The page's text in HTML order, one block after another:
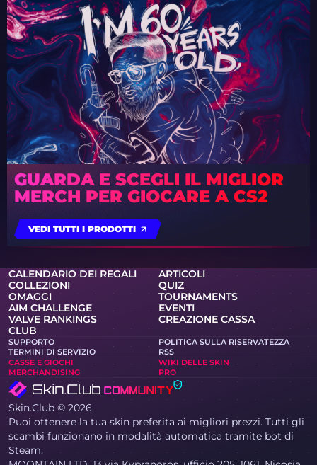
GUARDA E SCEGLI IL MIGLIOR
MERCH PER GIOCARE A CS2
VEDI TUTTI I PRODOTTI
CALENDARIO DEI REGALI
ARTICOLI
COLLEZIONI
QUIZ
OMAGGI
TOURNAMENTS
AIM CHALLENGE
EVENTI
VALVE RANKINGS
CREAZIONE CASSA
CLUB
SUPPORTO
POLITICA SULLA RISERVATEZZA
TERMINI DI SERVIZIO
RSS
CASSE E GIOCHI
WIKI DELLE SKIN
MERCHANDISING
PRO
Skin.Club © 2026
Puoi ottenere la tua skin preferita ai migliori prezzi. Tutti gli
scambi funzionano in modalità automatica tramite bot di
Steam.